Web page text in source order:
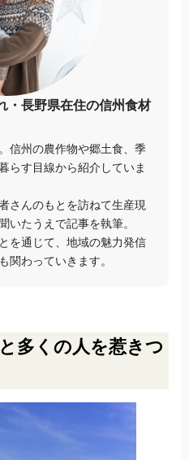
・長野県在住の信州食材
信州の農作物や郷土食、季
らす目線から紹介していま
さんのもとを訪ねて生産現
いたうえで記事を執筆。
を通じて、地域の魅力発信
関わっていきます。
多くの人を惹きつ